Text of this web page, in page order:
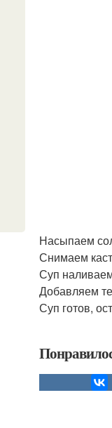
Насыпаем
Снимаем
Суп
Добавляем
Суп готов,